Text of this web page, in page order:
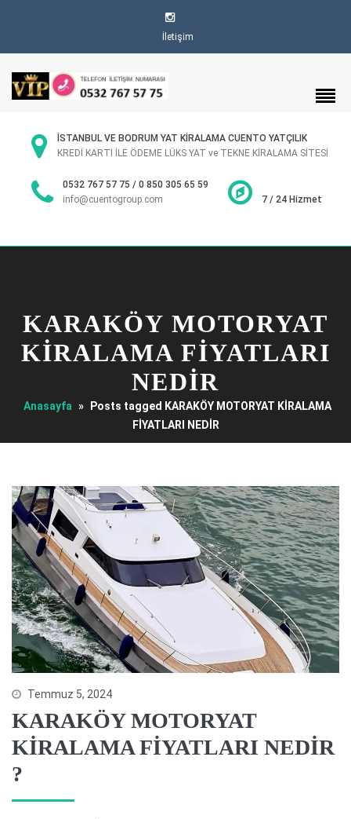
İletişim
İSTANBUL VE BODRUM YAT KİRALAMA CUENTO YATÇILIK
KREDİ KARTI İLE ÖDEME LÜKS YAT ve TEKNE KİRALAMA SİTESİ
0532 767 57 75 / 0 850 305 65 59
info@cuentogroup.com
7 / 24 Hizmet
KARAKÖY MOTORYAT
KİRALAMA FİYATLARI
NEDİR
Anasayfa »
Posts tagged KARAKÖY MOTORYAT KİRALAMA
FİYATLARI NEDİR
Temmuz 5, 2024
KARAKÖY MOTORYAT
KİRALAMA FİYATLARI NEDİR
?